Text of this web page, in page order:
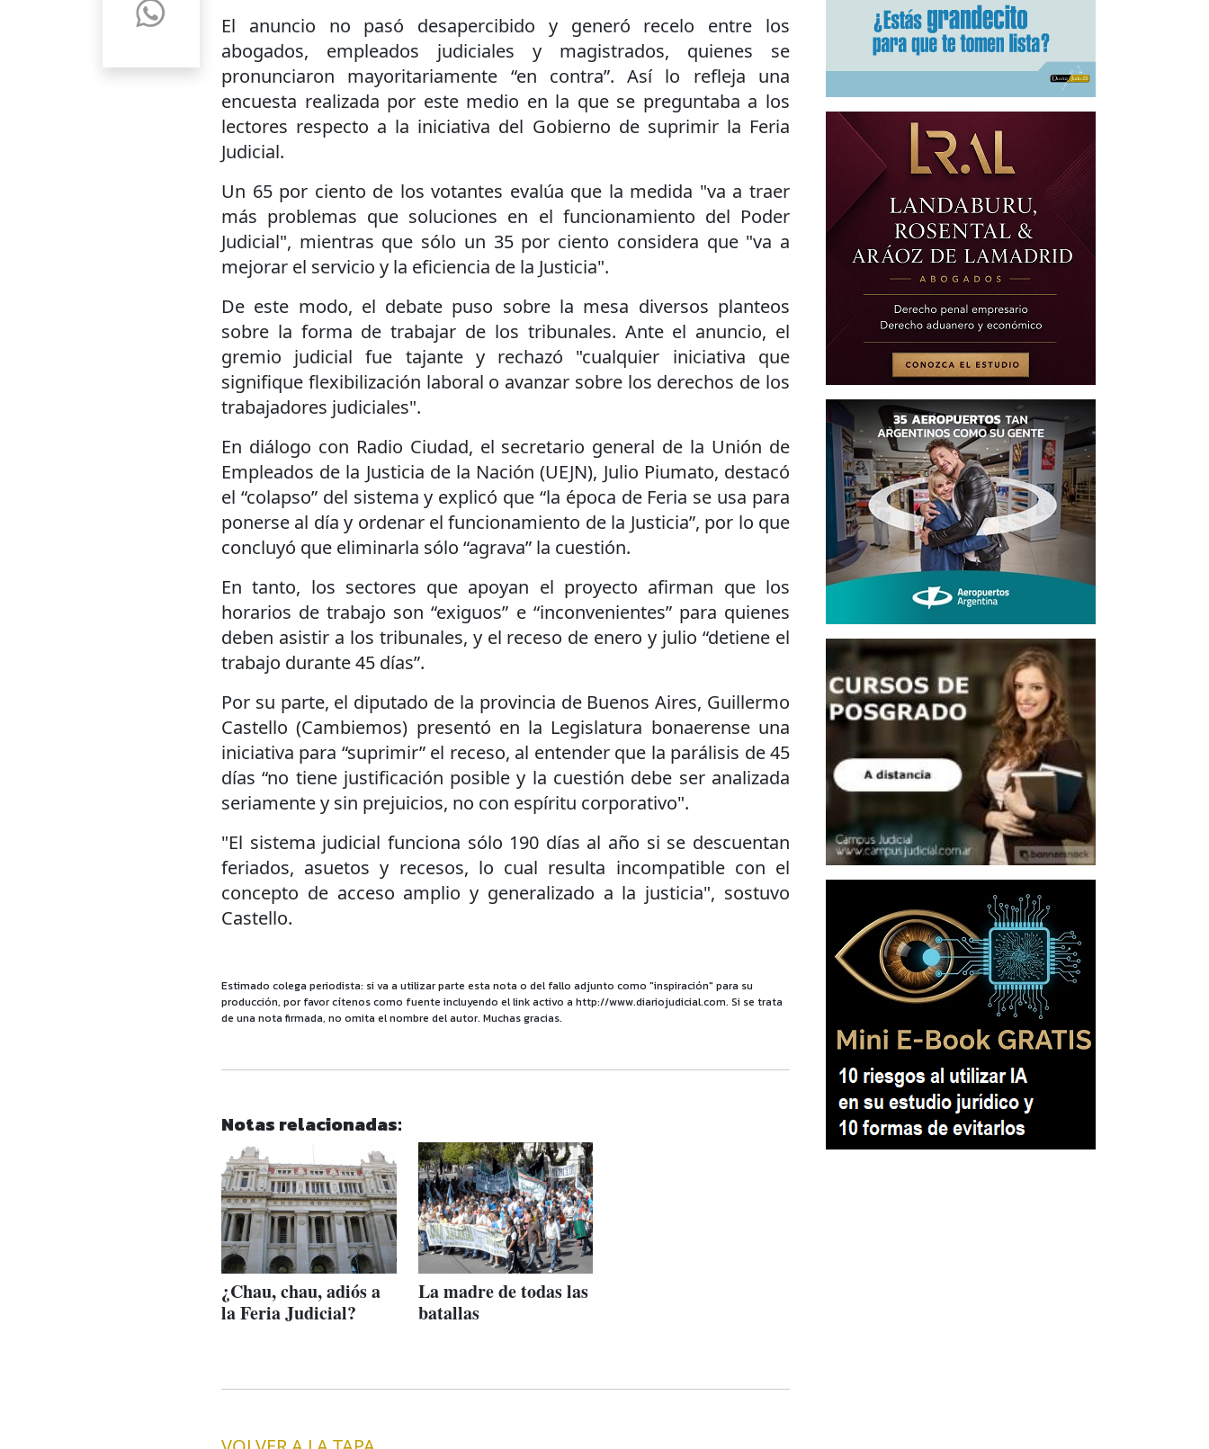
El anuncio no pasó desapercibido y generó recelo entre los
abogados, empleados judiciales y magistrados, quienes se
pronunciaron mayoritariamente “en contra”. Así lo refleja una
encuesta realizada por este medio en la que se preguntaba a los
lectores respecto a la iniciativa del Gobierno de suprimir la Feria
Judicial.
Un 65 por ciento de los votantes evalúa que la medida "va a traer
más problemas que soluciones en el funcionamiento del Poder
Judicial", mientras que sólo un 35 por ciento considera que "va a
mejorar el servicio y la eficiencia de la Justicia".
De este modo, el debate puso sobre la mesa diversos planteos
sobre la forma de trabajar de los tribunales. Ante el anuncio, el
gremio judicial fue tajante y rechazó "cualquier iniciativa que
signifique flexibilización laboral o avanzar sobre los derechos de los
trabajadores judiciales".
En diálogo con Radio Ciudad, el secretario general de la Unión de
Empleados de la Justicia de la Nación (UEJN), Julio Piumato, destacó
el “colapso” del sistema y explicó que “la época de Feria se usa para
ponerse al día y ordenar el funcionamiento de la Justicia”, por lo que
concluyó que eliminarla sólo “agrava” la cuestión.
En tanto, los sectores que apoyan el proyecto afirman que los
horarios de trabajo son “exiguos” e “inconvenientes” para quienes
deben asistir a los tribunales, y el receso de enero y julio “detiene el
trabajo durante 45 días”.
Por su parte, el diputado de la provincia de Buenos Aires, Guillermo
Castello (Cambiemos) presentó en la Legislatura bonaerense una
iniciativa para “suprimir” el receso, al entender que la parálisis de 45
días “no tiene justificación posible y la cuestión debe ser analizada
seriamente y sin prejuicios, no con espíritu corporativo".
"El sistema judicial funciona sólo 190 días al año si se descuentan
feriados, asuetos y recesos, lo cual resulta incompatible con el
concepto de acceso amplio y generalizado a la justicia", sostuvo
Castello.
Estimado colega periodista: si va a utilizar parte esta nota o del fallo adjunto como "inspiración" para su
producción, por favor cítenos como fuente incluyendo el link activo a http://www.diariojudicial.com. Si se trata
de una nota firmada, no omita el nombre del autor. Muchas gracias.
Notas relacionadas:
¿Chau, chau, adiós a
la Feria Judicial?
La madre de todas las
batallas